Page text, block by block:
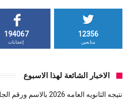
12356
متابعين
194067
إعجابات
الاخبار الشائعة لهذا الاسبوع
نتيجه الثانويه العامه 2026 بالاسم ورقم الجلوس